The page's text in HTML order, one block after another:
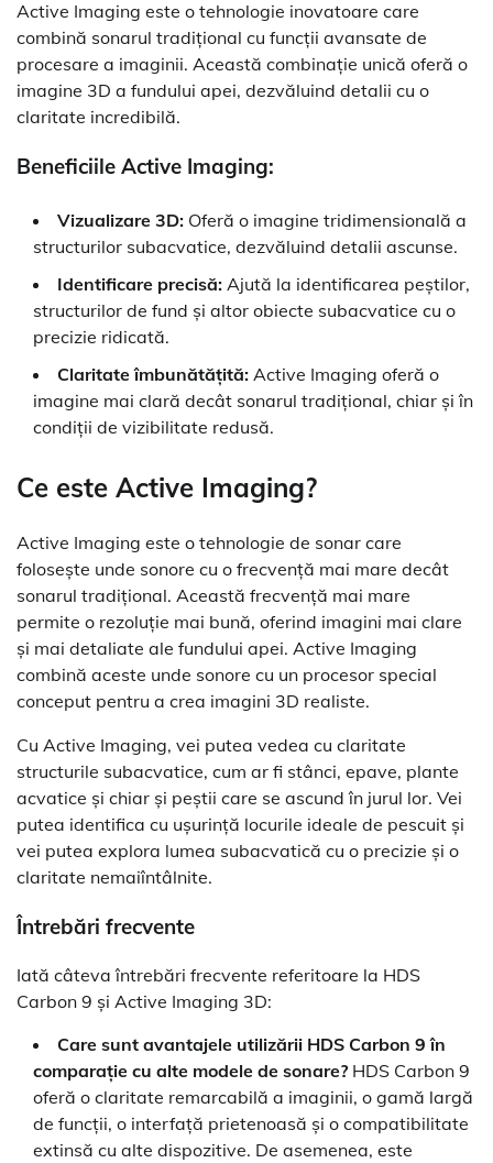
Active Imaging este o tehnologie inovatoare care
combină sonarul tradițional cu funcții avansate de
procesare a imaginii. Această combinație unică oferă o
imagine 3D a fundului apei, dezvăluind detalii cu o
claritate incredibilă.
Beneficiile Active Imaging:
Vizualizare 3D: Oferă o imagine tridimensională a
structurilor subacvatice, dezvăluind detalii ascunse.
Identificare precisă: Ajută la identificarea peștilor,
structurilor de fund și altor obiecte subacvatice cu o
precizie ridicată.
Claritate îmbunătățită: Active Imaging oferă o
imagine mai clară decât sonarul tradițional, chiar și în
condiții de vizibilitate redusă.
Ce este Active Imaging?
Active Imaging este o tehnologie de sonar care
folosește unde sonore cu o frecvență mai mare decât
sonarul tradițional. Această frecvență mai mare
permite o rezoluție mai bună, oferind imagini mai clare
și mai detaliate ale fundului apei. Active Imaging
combină aceste unde sonore cu un procesor special
conceput pentru a crea imagini 3D realiste.
Cu Active Imaging, vei putea vedea cu claritate
structurile subacvatice, cum ar fi stânci, epave, plante
acvatice și chiar și peștii care se ascund în jurul lor. Vei
putea identifica cu ușurință locurile ideale de pescuit și
vei putea explora lumea subacvatică cu o precizie și o
claritate nemaiîntâlnite.
Întrebări frecvente
Iată câteva întrebări frecvente referitoare la HDS
Carbon 9 și Active Imaging 3D:
Care sunt avantajele utilizării HDS Carbon 9 în
comparație cu alte modele de sonare?HDS Carbon 9
oferă o claritate remarcabilă a imaginii, o gamă largă
de funcții, o interfață prietenoasă și o compatibilitate
extinsă cu alte dispozitive. De asemenea, este